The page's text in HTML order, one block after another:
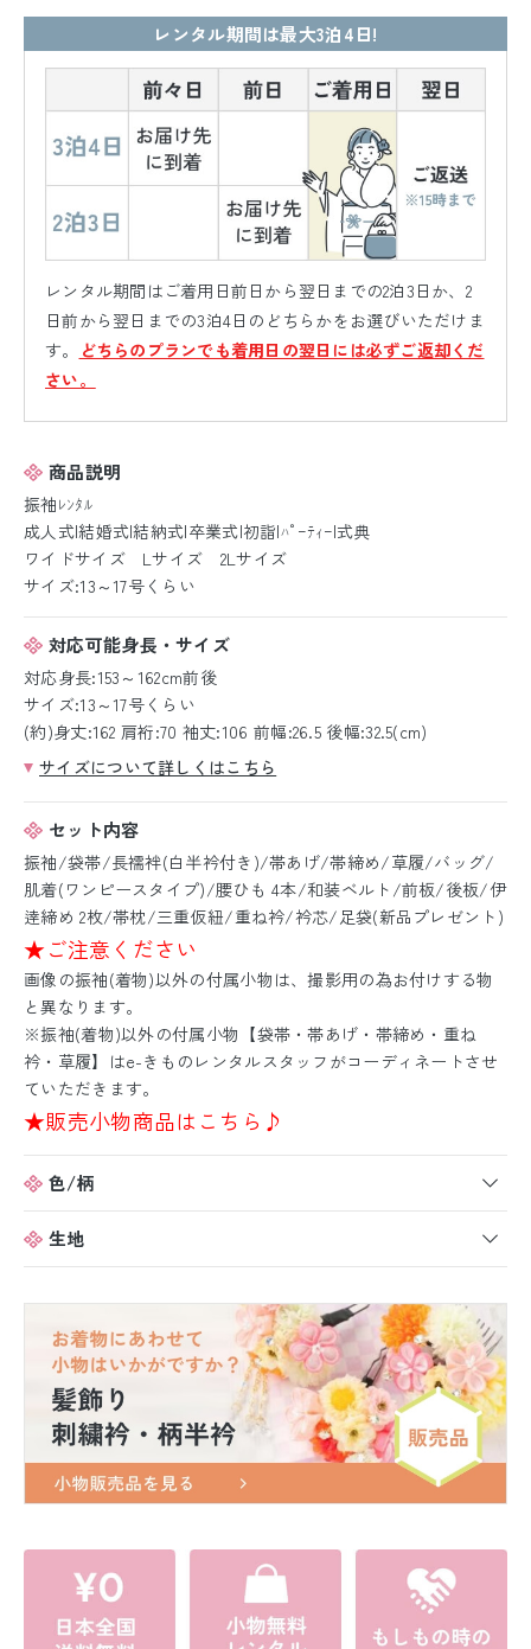
レンタル期間は最大3泊4日!
レンタル期間はご着用日前日から翌日までの2泊3日か、2
日前から翌日までの3泊4日のどちらかをお選びいただけま
す。
どちらのプランでも着用日の翌日には必ずご返却くだ
さい。
商品説明
振袖ﾚﾝﾀﾙ
成人式|結婚式|結納式|卒業式|初詣|ﾊﾟｰﾃｨｰ|式典
ワイドサイズ Lサイズ 2Lサイズ
サイズ:13～17号くらい
対応可能身長・サイズ
対応身長:153～162cm前後
サイズ:13～17号くらい
(約)身丈:162 肩裄:70 袖丈:106 前幅:26.5 後幅:32.5(cm)
サイズについて詳しくはこちら
セット内容
振袖/袋帯/長襦袢(白半衿付き)/帯あげ/帯締め/草履/バッグ/
肌着(ワンピースタイプ)/腰ひも 4本/和装ベルト/前板/後板/伊
逹締め 2枚/帯枕/三重仮紐/重ね衿/衿芯/足袋(新品プレゼント)
★ご注意ください
画像の振袖(着物)以外の付属小物は、撮影用の為お付けする物
と異なります。
※振袖(着物)以外の付属小物【袋帯・帯あげ・帯締め・重ね
衿・草履】はe-きものレンタルスタッフがコーディネートさせ
ていただきます。
★販売小物商品はこちら♪
色/柄
生地